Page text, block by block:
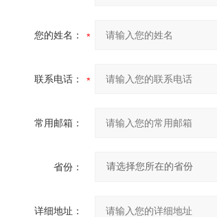
您的姓名：
联系电话：
常用邮箱：
省份：
详细地址：